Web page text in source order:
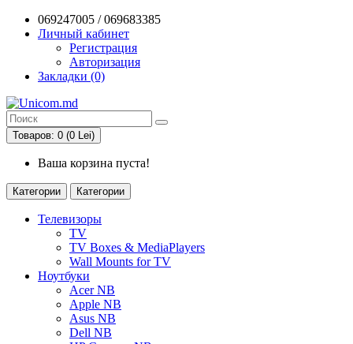
069247005 / 069683385
Личный кабинет
Регистрация
Авторизация
Закладки (0)
Товаров: 0 (0 Lei)
Ваша корзина пуста!
Категории Категории
Телевизоры
TV
TV Boxes & MediaPlayers
Wall Mounts for TV
Ноутбуки
Acer NB
Apple NB
Asus NB
Dell NB